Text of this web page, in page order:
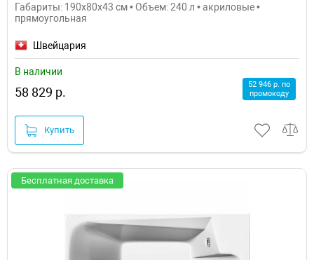
Габариты: 190x80x43 см • Объем: 240 л • акриловые •
прямоугольная
Швейцария
В наличии
58 829 р.
52 946 р. по
промокоду
Купить
Бесплатная доставка